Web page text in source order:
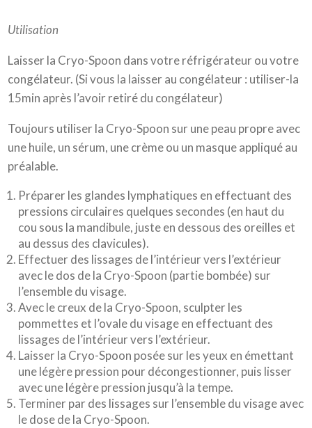
Utilisation
Laisser la Cryo-Spoon dans votre réfrigérateur ou votre
congélateur. (Si vous la laisser au congélateur : utiliser-la
15min après l’avoir retiré du congélateur)
Toujours utiliser la Cryo-Spoon sur une peau propre avec
une huile, un sérum, une crème ou un masque appliqué au
préalable.
Préparer les glandes lymphatiques en effectuant des
pressions circulaires quelques secondes (en haut du
cou sous la mandibule, juste en dessous des oreilles et
au dessus des clavicules).
Effectuer des lissages de l’intérieur vers l’extérieur
avec le dos de la Cryo-Spoon (partie bombée) sur
l’ensemble du visage.
Avec le creux de la Cryo-Spoon, sculpter les
pommettes et l’ovale du visage en effectuant des
lissages de l’intérieur vers l’extérieur.
Laisser la Cryo-Spoon posée sur les yeux en émettant
une légère pression pour décongestionner, puis lisser
avec une légère pression jusqu’à la tempe.
Terminer par des lissages sur l’ensemble du visage avec
le dose de la Cryo-Spoon.